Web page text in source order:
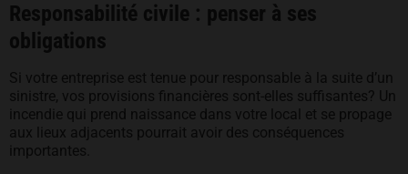
Responsabilité civile : penser à ses
obligations
Si votre entreprise est tenue pour responsable à la suite d’un
sinistre, vos provisions financières sont-elles suffisantes? Un
incendie qui prend naissance dans votre local et se propage
aux lieux adjacents pourrait avoir des conséquences
importantes.